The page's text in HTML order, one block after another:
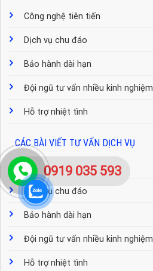
Công nghệ tiên tiến
Dịch vụ chu đáo
Bảo hành dài hạn
Đội ngũ tư vấn nhiều kinh nghiệm
Hỗ trợ nhiệt tình
CÁC BÀI VIẾT TƯ VẤN DỊCH VỤ
Công nghệ tiên tiến
Dịch vụ chu đáo
Bảo hành dài hạn
Đội ngũ tư vấn nhiều kinh nghiệm
Hỗ trợ nhiệt tình
0919 035 593